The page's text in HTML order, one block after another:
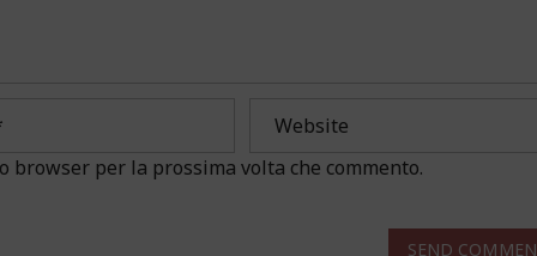
browser per la prossima volta che commento.
SEND